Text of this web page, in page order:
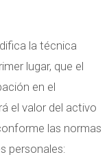
la técnica
lugar, que el
en el
el valor del activo
las normas
personales: